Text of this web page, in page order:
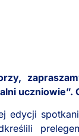
edycji